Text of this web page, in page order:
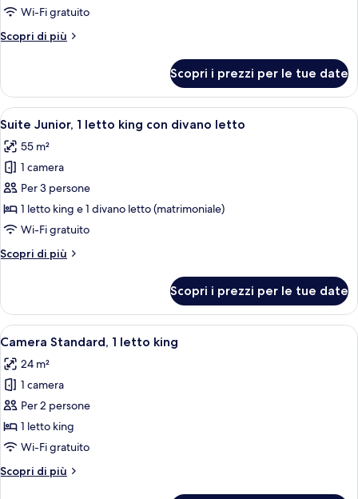
Standard,
letti
Wi-Fi gratuito
Scopri di più
Altri
Standard,
letti
Scopri i prezzi per le tue date
Apri
tutte
le
foto
per
Suite
Junior,
letto
divano
letto
Un letto rifatto con lenzuola bianche
7
Suite Junior, 1 letto king con divano letto
55 m²
1 camera
Per 3 persone
1 letto king e 1 divano letto (matrimoniale)
Wi-Fi gratuito
Scopri di più
Altri
Junior,
letto
con
divano
Scopri i prezzi per le tue date
Apri
tutte
le
foto
per
Camera
Standard,
letto
Una camera d'albergo moderna con
6
Camera Standard, 1 letto king
24 m²
1 camera
Per 2 persone
1 letto king
Wi-Fi gratuito
Scopri di più
Altri